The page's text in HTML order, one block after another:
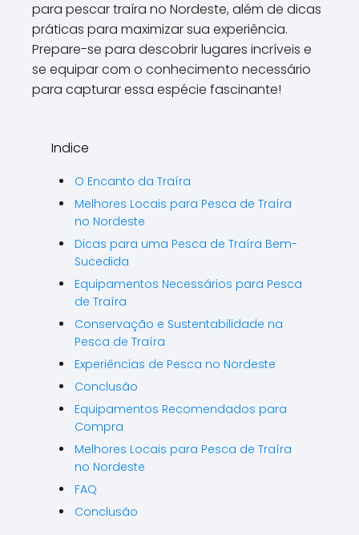
para pescar traíra no Nordeste, além de dicas
práticas para maximizar sua experiência.
Prepare-se para descobrir lugares incríveis e
se equipar com o conhecimento necessário
para capturar essa espécie fascinante!
Indice
O Encanto da Traíra
Melhores Locais para Pesca de Traíra
no Nordeste
Dicas para uma Pesca de Traíra Bem-
Sucedida
Equipamentos Necessários para Pesca
de Traíra
Conservação e Sustentabilidade na
Pesca de Traíra
Experiências de Pesca no Nordeste
Conclusão
Equipamentos Recomendados para
Compra
Melhores Locais para Pesca de Traíra
no Nordeste
FAQ
Conclusão